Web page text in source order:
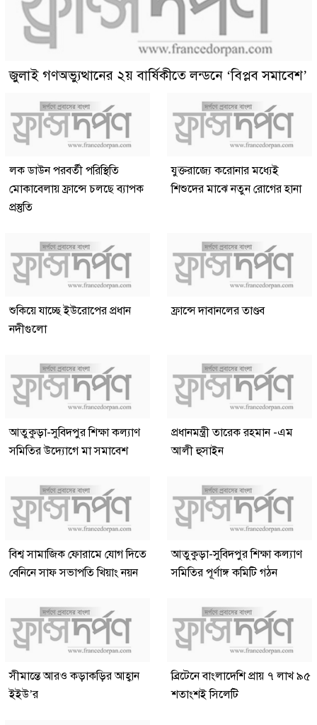
জুলাই গণঅভ্যুত্থানের ২য় বার্ষিকীতে লন্ডনে ‘বিপ্লব সমাবেশ’
লক ডাউন পরবর্তী পরিস্থিতি
মোকাবেলায় ফ্রান্সে চলছে ব্যাপক
প্রস্তুতি
যুক্তরাজ্যে করোনার মধ্যেই
শিশুদের মাঝে নতুন রোগের হানা
শুকিয়ে যাচ্ছে ইউরোপের প্রধান
নদীগুলো
ফ্রান্সে দাবানলের তাণ্ডব
আতুকুড়া-সুবিদপুর শিক্ষা কল্যাণ
সমিতির উদ্যোগে মা সমাবেশ
প্রধানমন্ত্রী তারেক রহমান -এম
আলী হুসাইন
বিশ্ব সামাজিক ফোরামে যোগ দিতে
বেনিনে সাফ সভাপতি খিয়াং নয়ন
আতুকুড়া-সুবিদপুর শিক্ষা কল্যাণ
সমিতির পূর্ণাঙ্গ কমিটি গঠন
সীমান্তে আরও কড়াকড়ির আহ্বান
ইইউ’র
ব্রিটেনে বাংলাদেশি প্রায় ৭ লাখ ৯৫
শতাংশই সিলেটি